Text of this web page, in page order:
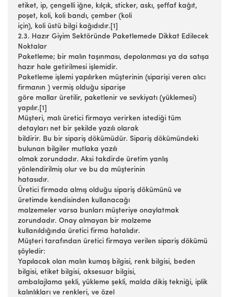
etiket, ip, çengelli iğne, kılçık, sticker, askı, şeffaf kağıt,
poşet, koli, koli bandı, çember (koli
için), koli üstü bilgi kağıdıdır.[1]
2.3. Hazır Giyim Sektöründe Paketlemede Dikkat Edilecek
Noktalar
Paketleme; bir malın taşınması, depolanması ya da satışa
hazır hale getirilmesi işlemidir.
Paketleme işlemi yapılırken müşterinin (siparişi veren alıcı
firmanın ) vermiş olduğu siparişe
göre mallar üretilir, paketlenir ve sevkiyatı (yüklemesi)
yapılır.[1]
Müşteri, malı üretici firmaya verirken istediği tüm
detayları net bir şekilde yazılı olarak
bildirir. Bu bir sipariş dökümüdür. Sipariş dökümündeki
bulunan bilgiler mutlaka yazılı
olmak zorundadır. Aksi takdirde üretim yanlış
yönlendirilmiş olur ve bu da müşterinin
hatasıdır.
Üretici firmada almış olduğu sipariş dökümünü ve
üretimde kendisinden kullanacağı
malzemeler varsa bunları müşteriye onaylatmak
zorundadır. Onay almayan bir malzeme
kullanıldığında üretici firma hatalıdır.
Müşteri tarafından üretici firmaya verilen sipariş dökümü
şöyledir:
Yapılacak olan malın kumaş bilgisi, renk bilgisi, beden
bilgisi, etiket bilgisi, aksesuar bilgisi,
ambalajlama şekli, yükleme şekli, malda dikiş tekniği, iplik
kalınlıkları ve renkleri, ve özel